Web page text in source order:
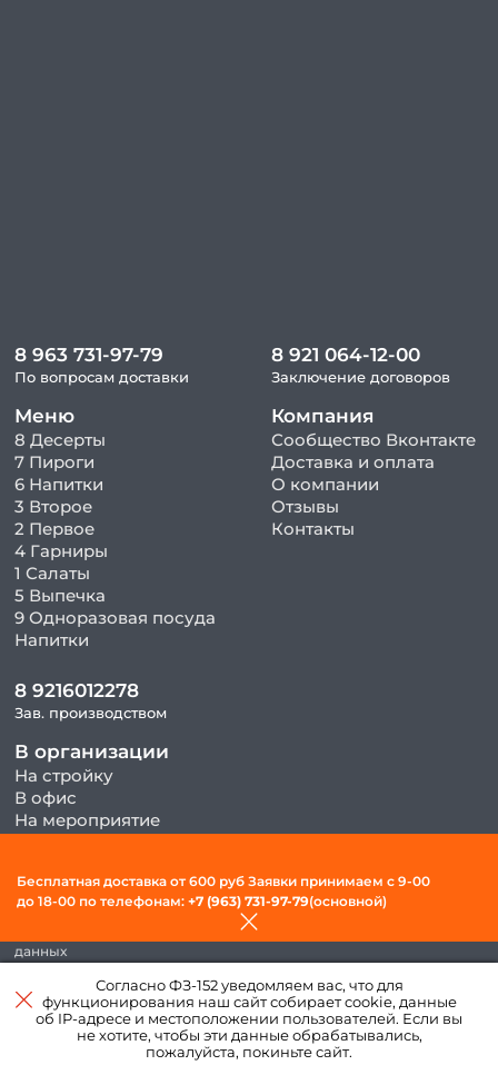
8 963 731-97-79
По вопросам доставки
Меню
8 Десерты
7 Пироги
6 Напитки
3 Второе
2 Первое
4 Гарниры
1 Салаты
5 Выпечка
9 Одноразовая посуда
Напитки
8 921 064-12-00
Заключение договоров
Компания
Сообщество Вконтакте
Доставка и оплата
О компании
Отзывы
Контакты
8 9216012278
Зав. производством
В организации
На стройку
В офис
На мероприятие
© 2026, ООО «Фудсити» — Доставка готовой еды в Вологде. Все
права защищены.
Политика конфиденциальности и обработки персональных
данных
Создано в интернет–
агентстве «Пегас»
Согласно ФЗ-152 уведомляем вас, что для
функционирования наш сайт собирает cookie, данные
об IP-адресе и местоположении пользователей. Если вы
не хотите, чтобы эти данные обрабатывались,
пожалуйста, покиньте сайт.
Бесплатная доставка от 600 руб Заявки принимаем c 9-00
до 18-00 по телефонам: +7 (963) 731-97-79(основной)